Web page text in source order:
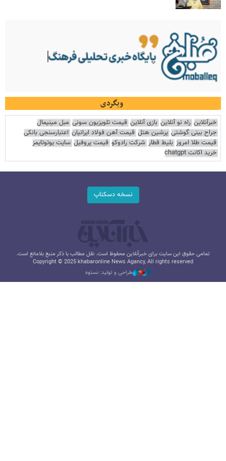
وبگردی
خبرآنلاین راه نو آنلاین بازی آنلاین قیمت تلویزیون سونی مبل مینیمال
جراح بینی گوشتی پرشین هتل قیمت آهن فولاد ایرانیان اعتبارسنجی بانکی
قیمت طلا امروز بلیط قطار شرکت رادوکو قیمت پروفیل سایت یوتوتایمز
خرید اکانت chatgpt
نسخه دسکتاپ
تمامی حقوق این سایت برای خبرآنلاین محفوظ است. نقل مطالب با ذکر منبع بلامانع است.
Copyright © 2025 khabaronline News Agancy, All rights reserved
طراحی و تولید: نستوه